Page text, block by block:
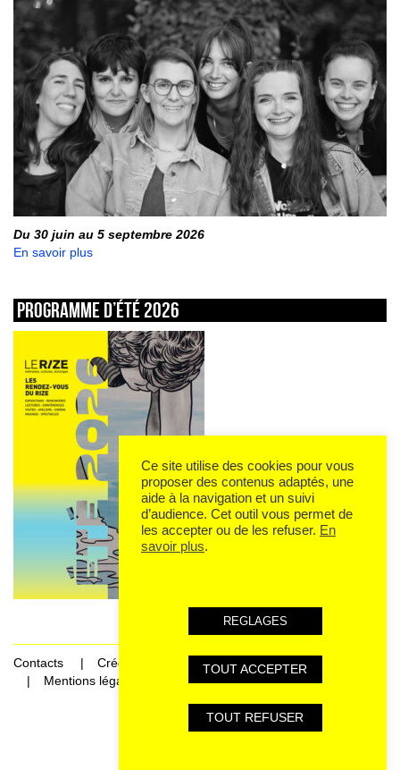
Du 30 juin au 5 septembre 2026
En savoir plus
Programme d’été 2026
Contacts
Crédits
Mentions légales et données personnelles
Ce site utilise des cookies pour vous
proposer des contenus adaptés, une
aide à la navigation et un suivi
d’audience. Cet outil vous permet de
les accepter ou de les refuser. En
savoir plus.
REGLAGES
TOUT ACCEPTER
TOUT REFUSER